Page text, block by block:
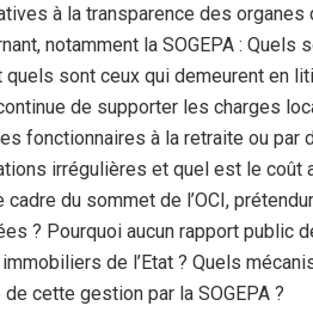
à la transparence des organes
notamment la SOGEPA : Quels
sont ceux qui demeurent en
de supporter les charges
fonctionnaires à la retraite ou par
irrégulières et quel est le coût
du sommet de l’OCI,
? Pourquoi aucun rapport public
de l’Etat ? Quels
cette gestion par la SOGEPA ?